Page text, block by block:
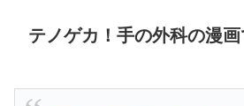
テノゲカ！手の外科の漫